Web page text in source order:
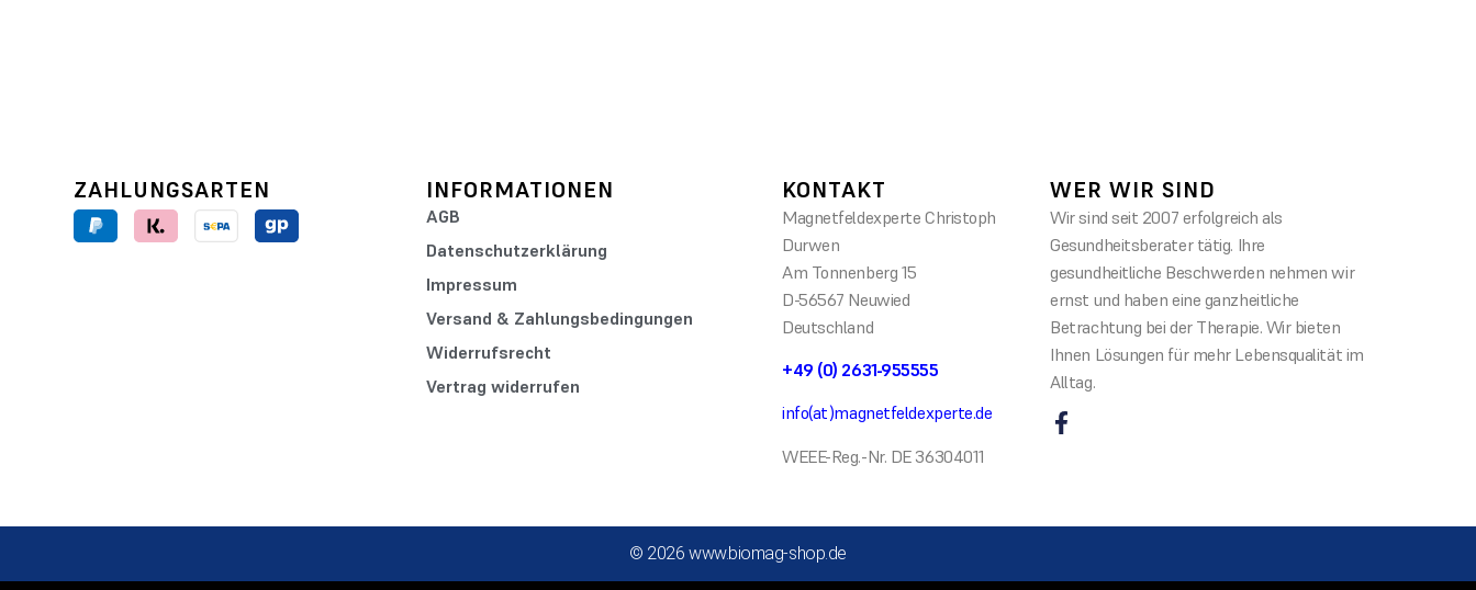
ZAHLUNGSARTEN INFORMATIONEN
AGB
Datenschutzerklärung
Impressum
Versand & Zahlungsbedingungen
Widerrufsrecht
Vertrag widerrufen
KONTAKT
Magnetfeldexperte Christoph
Durwen
Am Tonnenberg 15
D-56567 Neuwied
Deutschland
+49 (0) 2631-955555
info(at)magnetfeldexperte.de
WEEE-Reg.-Nr. DE 36304011
WER WIR SIND
Wir sind seit 2007 erfolgreich als
Gesundheitsberater tätig. Ihre
gesundheitliche Beschwerden nehmen wir
ernst und haben eine ganzheitliche
Betrachtung bei der Therapie. Wir bieten
Ihnen Lösungen für mehr Lebensqualität im
Alltag.
© 2026 www.biomag-shop.de